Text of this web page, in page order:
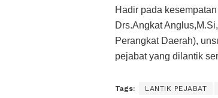
Hadir pada
Drs.Angkat
Perangkat Daerah),
pejabat yang dilantik
Tags: LANTIK PEJABAT